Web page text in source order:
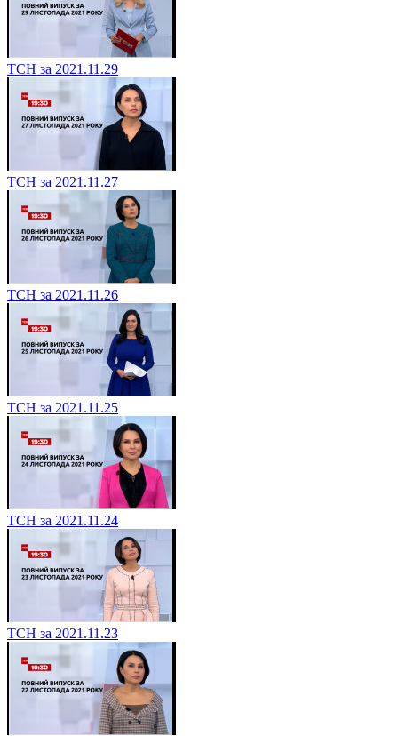
ТСН за 2021.11.29
ТСН за 2021.11.27
ТСН за 2021.11.26
ТСН за 2021.11.25
ТСН за 2021.11.24
ТСН за 2021.11.23